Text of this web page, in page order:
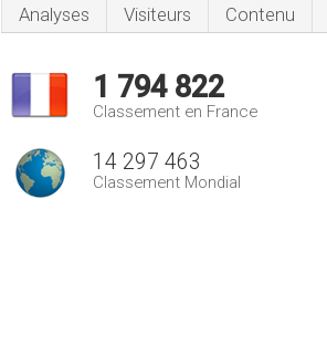
Analyses Visiteurs Contenu
1 794 822
Classement en France
14 297 463
Classement Mondial